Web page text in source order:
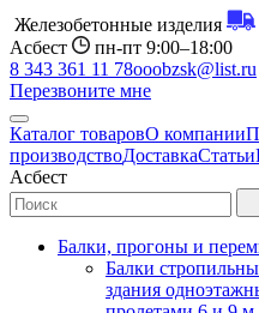
Железобетонные изделия
Асбест
пн-пт 9:00–18:00
8 343 361 11 78ooobzsk@list.ru
Перезвоните мне
Каталог товаровО компании
производствоДоставкаСтатьи
Асбест
Балки, прогоны и
Балки
здания